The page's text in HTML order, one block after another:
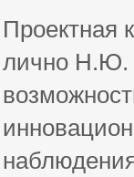
лично Н.Ю.